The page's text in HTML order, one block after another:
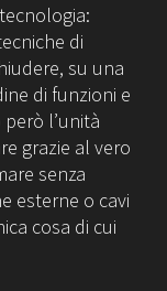
di
su una
di funzioni e
l’unità
grazie al vero
senza
esterne o cavi
cosa di cui